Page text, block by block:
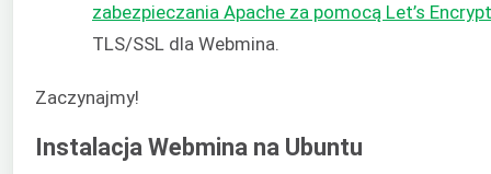
zabezpieczania Apache za pomocą Let’s
TLS/SSL dla Webmina.
Zaczynajmy!
Instalacja Webmina na Ubuntu